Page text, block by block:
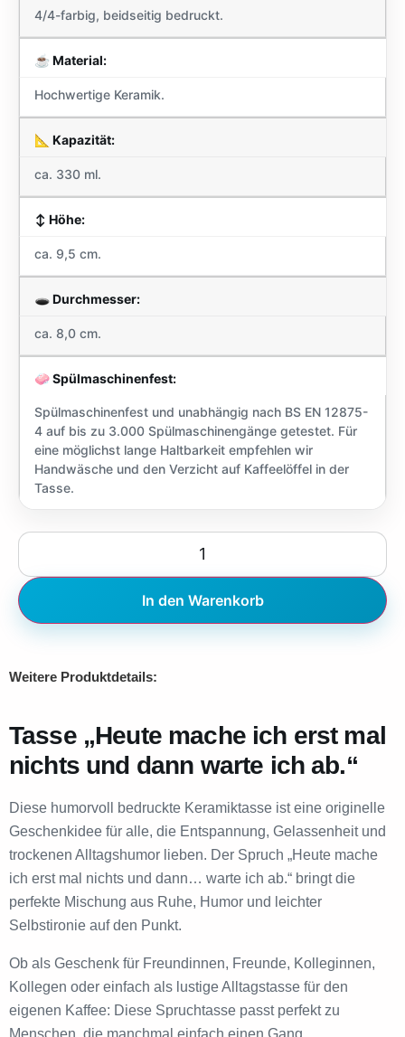
4/4-farbig, beidseitig bedruckt.
☕ Material:
Hochwertige Keramik.
📐 Kapazität:
ca. 330 ml.
↕️ Höhe:
ca. 9,5 cm.
🕳️ Durchmesser:
ca. 8,0 cm.
🧼 Spülmaschinenfest:
Spülmaschinenfest und unabhängig nach BS EN 12875-
4 auf bis zu 3.000 Spülmaschinengänge getestet. Für
eine möglichst lange Haltbarkeit empfehlen wir
Handwäsche und den Verzicht auf Kaffeelöffel in der
Tasse.
In den Warenkorb
Weitere Produktdetails:
Tasse „Heute mache ich erst mal
nichts und dann warte ich ab.“
Diese humorvoll bedruckte Keramiktasse ist eine originelle
Geschenkidee für alle, die Entspannung, Gelassenheit und
trockenen Alltagshumor lieben. Der Spruch „Heute mache
ich erst mal nichts und dann… warte ich ab.“ bringt die
perfekte Mischung aus Ruhe, Humor und leichter
Selbstironie auf den Punkt.
Ob als Geschenk für Freundinnen, Freunde, Kolleginnen,
Kollegen oder einfach als lustige Alltagstasse für den
eigenen Kaffee: Diese Spruchtasse passt perfekt zu